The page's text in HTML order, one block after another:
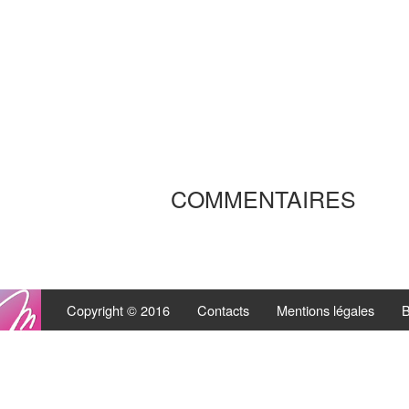
COMMENTAIRES
Copyright © 2016 Contacts Mentions légales